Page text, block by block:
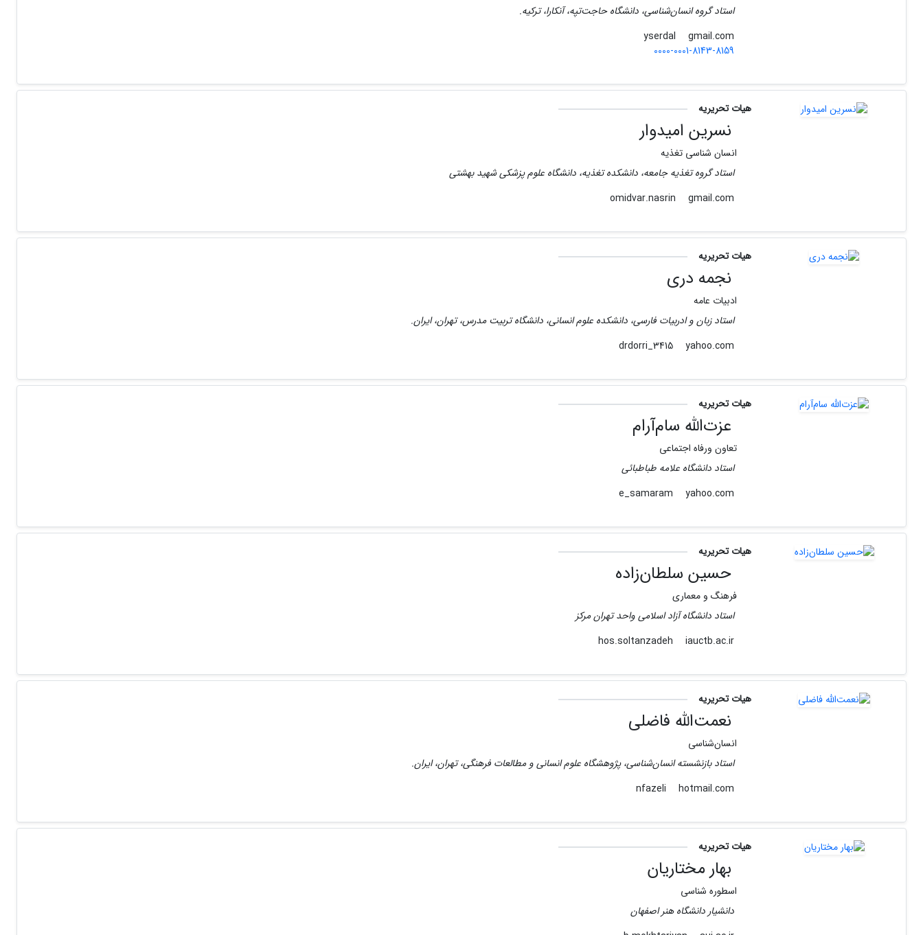
استاد گروه انسان‌شناسی، دانشگاه حاجت‌تپه، آنکارا، ترکیه.
gmail.com
0000-0001-8143-8159
هیات تحریریه
نسرین امیدوار
انسان شناسی تغذیه
استاد گروه تغذیه جامعه، دانشکده تغذیه، دانشگاه علوم پزشکی شهید بهشتی
gmail.com
هیات تحریریه
نجمه دری
ادبیات عامه
استاد زبان و ادربیات فارسی، دانشکده علوم انسانی، دانشگاه تربیت مدرس، تهران، ایران.
yahoo.com
هیات تحریریه
عزت‌الله سام‌‌آرام‌
تعاون ورفاه اجتماعی
استاد دانشگاه علامه طباطبائی
yahoo.com
هیات تحریریه
حسین سلطان‌زاده
فرهنگ و معماری
استاد دانشگاه آزاد اسلامی واحد تهران مرکز
hos.soltanzadeh
iauctb.ac.ir
هیات تحریریه
نعمت‌الله فاضلی
انسان‌شناسی
استاد بازنشسته انسان‌شناسی، پژوهشگاه علوم انسانی و مطالعات فرهنگی، تهران، ایران.
hotmail.com
هیات تحریریه
بهار مختاریان
اسطوره شناسی
دانشیار دانشگاه هنر اصفهان